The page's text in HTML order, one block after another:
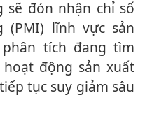
(PMI) lĩnh vực sản
tích đang tìm
động sản xuất
tục suy giảm sâu